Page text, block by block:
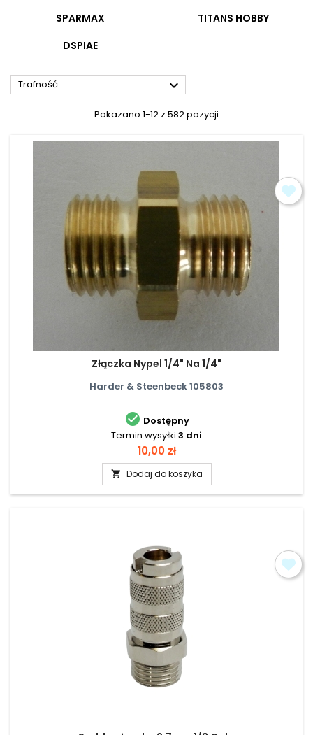
SPARMAX
TITANS HOBBY
DSPIAE
Trafność 
Pokazano 1-12 z 582 pozycji
Złączka Nypel 1/4" Na 1/4"
Harder & Steenbeck 105803
 Dostępny
Termin wysyłki 3 dni
Cena
10,00 zł
 Dodaj do koszyka